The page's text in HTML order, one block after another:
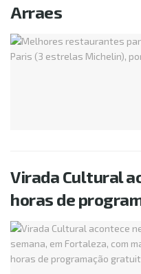
Arraes
Virada Cultural
horas de